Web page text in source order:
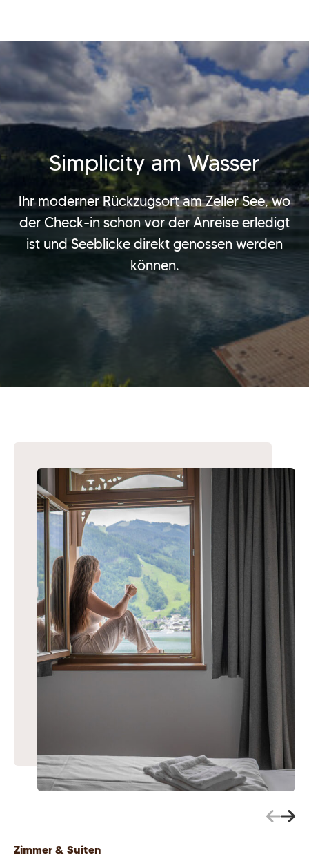
Simplicity am Wasser
Ihr moderner Rückzugsort am Zeller See, wo
der Check-in schon vor der Anreise erledigt
ist und Seeblicke direkt genossen werden
können.
Zimmer & Suiten